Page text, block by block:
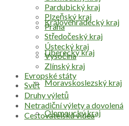
Královéhradecký kraj
Liberecký kraj
Moravskoslezský kraj
Olomoucký kraj
Pardubický kraj
Plzeňský kraj
Praha
Středočeský kraj
Ústecký kraj
Vysočina
Zlínský kraj
Evropské státy
Svět
Druhy výletů
Netradiční výlety a dovolená
Cestovatelská videa